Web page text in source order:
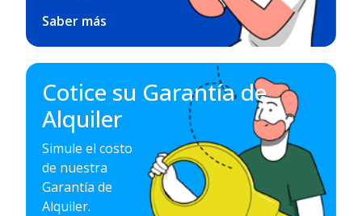
Saber más
Cotice su Garantía de
Alquiler
Simule el costo
de nuestra
Garantía de
Alquiler.